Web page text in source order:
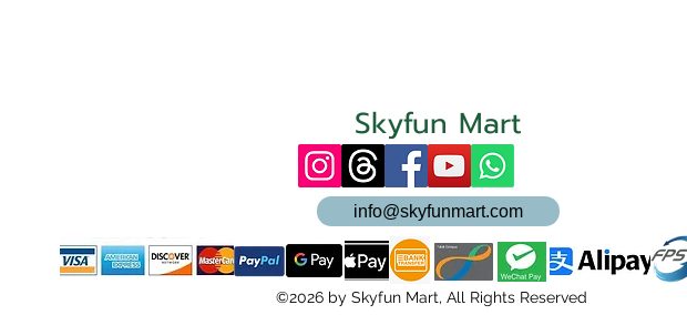
Skyfun Mart
info@skyfunmart.com
©2026 by Skyfun Mart, All Rights Reserved